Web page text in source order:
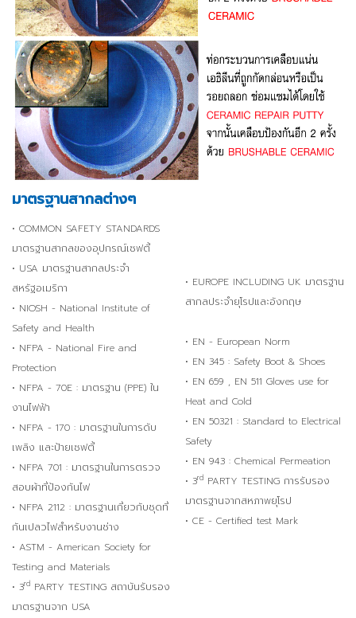
มาตรฐานสากลต่างๆ
• COMMON SAFETY STANDARDS
มาตรฐานสากลของอุปกรณ์เซฟตี้
• USA มาตรฐานสากลประจำ
สหรัฐอเมริกา
• NIOSH - National Institute of
Safety and Health
• NFPA - National Fire and
Protection
• NFPA - 70E : มาตรฐาน (PPE) ใน
งานไฟฟ้า
• NFPA - 170 : มาตรฐานในการดับ
เพลิง และป้ายเซฟตี้
• NFPA 701 : มาตรฐานในการตรวจ
สอบผ้าที่ป้องกันไฟ
• NFPA 2112 : มาตรฐานเกี่ยวกับชุดที่
กันเปลวไฟสำหรับงานช่าง
• ASTM - American Society for
Testing and Materials
• 3rd PARTY TESTING สถาบันรับรอง
มาตรฐานจาก USA
• EUROPE INCLUDING UK มาตรฐาน
สากลประจำยุโรปและอังกฤษ
• EN - European Norm
• EN 345 : Safety Boot & Shoes
• EN 659 , EN 511 Gloves use for
Heat and Cold
• EN 50321 : Standard to Electrical
Safety
• EN 943 : Chemical Permeation
• 3rd PARTY TESTING การรับรอง
มาตรฐานจากสหภาพยุโรป
• CE - Certified test Mark